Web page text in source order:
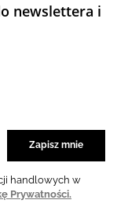
newslettera i
handlowych w
Prywatności.